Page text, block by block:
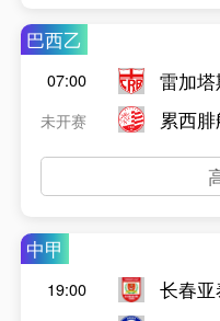
巴西乙
07:00
未开赛
雷加
累西
中甲
19:00
长春